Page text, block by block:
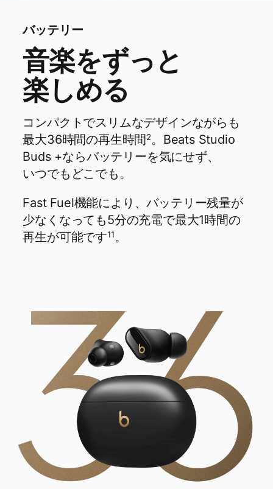
バッテリー
音楽を​​ずっと​​
楽しめる
コンパクトで​​スリムな​​デザインながらも​​
最大36時間の​​再生時間2。​​Beats Studio
Buds +なら​​バッテリーを​​気に​​せず、​​
いつでも​​どこでも。
Fast Fuel機能に​​より、​​バッテリー残量が​​
少なくなっても​​5分の​​充電で​​最大1時間の​​
再生が​​可能です11。